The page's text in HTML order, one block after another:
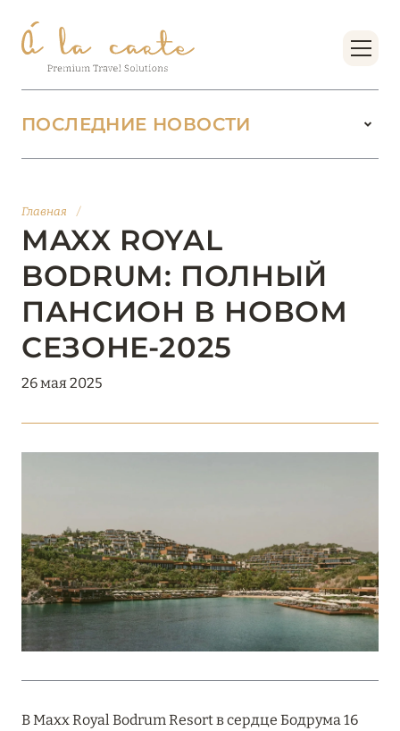
Главная /
MAXX ROYAL
BODRUM: ПОЛНЫЙ
ПАНСИОН В НОВОМ
СЕЗОНЕ-2025
26 мая 2025
ПОСЛЕДНИЕ НОВОСТИ
БУТИК-КУРОРТЫ МАЛЬДИВСКИХ ОСТРОВОВ
01 июня 2026
JUMEIRAH OLHAHALI ISLAND MALDIVES: ВАШ
ОАЗИС ТЕПЛА И ИЗЫСКАННОСТИ
ОКЕАНА
Подробнее
27 апреля 2026
Подробнее
В Maxx Royal Bodrum Resort в сердце Бодрума 16